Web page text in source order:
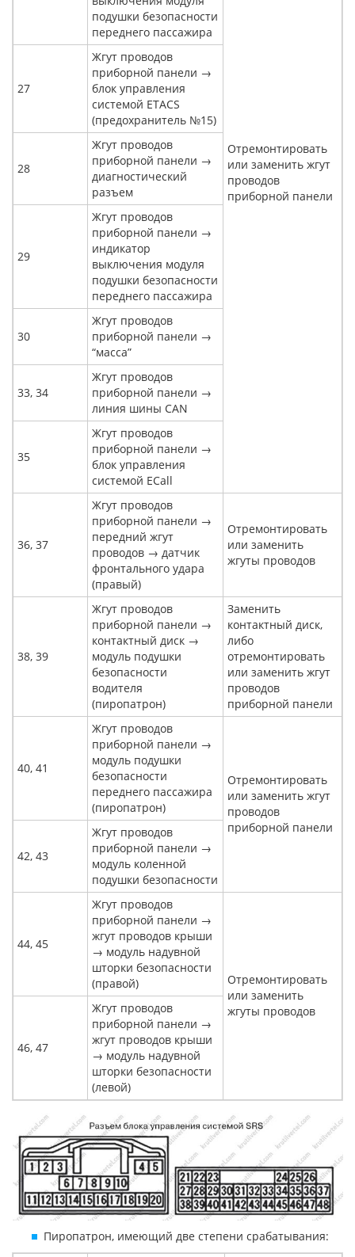
Отремонтировать
или заменить жгут
проводов
приборной панели
подушки безопасности
переднего пассажира
27
Жгут проводов
приборной панели →
блок управления
системой ETACS
(предохранитель №15)
28
Жгут проводов
приборной панели →
диагностический
разъем
29
Жгут проводов
приборной панели →
индикатор
выключения модуля
подушки безопасности
переднего пассажира
30
Жгут проводов
приборной панели →
“масса”
33, 34
Жгут проводов
приборной панели →
линия шины CAN
35
Жгут проводов
приборной панели →
блок управления
системой ECall
36, 37
Жгут проводов
приборной панели →
передний жгут
проводов → датчик
фронтального удара
(правый)
Отремонтировать
или заменить
жгуты проводов
38, 39
Жгут проводов
приборной панели →
контактный диск →
модуль подушки
безопасности
водителя
(пиропатрон)
Заменить
контактный диск,
либо
отремонтировать
или заменить жгут
проводов
приборной панели
40, 41
Жгут проводов
приборной панели →
модуль подушки
безопасности
переднего пассажира
(пиропатрон)
Отремонтировать
или заменить жгут
проводов
приборной панели
42, 43
Жгут проводов
приборной панели →
модуль коленной
подушки безопасности
44, 45
Жгут проводов
приборной панели →
жгут проводов крыши
→ модуль надувной
шторки безопасности
(правой)
Отремонтировать
или заменить
жгуты проводов
46, 47
Жгут проводов
приборной панели →
жгут проводов крыши
→ модуль надувной
шторки безопасности
(левой)
Пиропатрон, имеющий две степени срабатывания: